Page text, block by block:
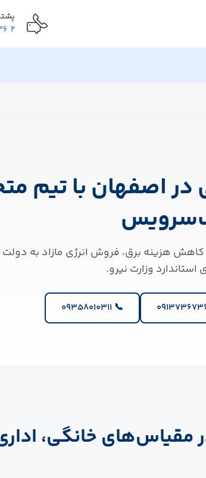
2 736 736 0913
در اصفهان با تیم
هزینه برق، فروش انرژی مازاد به
وزارت نیرو.
📞 09358010311
مقیاس‌های خانگی،